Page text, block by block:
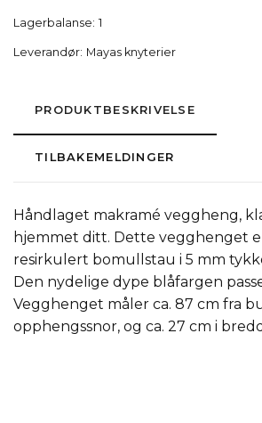
Lagerbalanse: 1
Leverandør: Mayas knyterier
PRODUKTBESKRIVELSE
TILBAKEMELDINGER
Håndlaget makramé veggheng,
hjemmet ditt. Dette vegghenget
resirkulert bomullstau i 5 mm
Den nydelige dype blåfargen
Vegghenget måler ca. 87 cm fra
opphengssnor, og ca. 27 cm i